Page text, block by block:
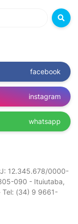
facebook
instagram
whatsapp
12.345.678/0000-
090 - Ituiutaba,
Tel: (34) 9 9661-